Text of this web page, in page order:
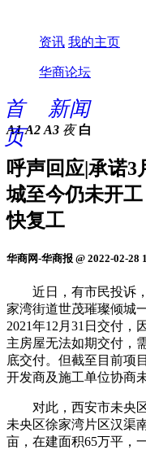
资讯 我的主页
华商论坛
首
页
新闻
A1 A2 A3 夜 白
呼声回应|承诺
城至今仍未开
快复工
华商网-华商报 @ 2022-02-28
近日，有市民投诉，
家湾街道世茂璀璨倾城
2021年12月31日交付，
主房屋无法如期交付，
底交付。但截至目前项
开发商及施工单位协商
对此，西安市未央区
未央区徐家湾片区汉渠
亩，在建面积65万平，